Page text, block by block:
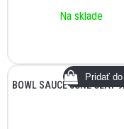
Na sklade
BOWL SAUCE JUNE CLAY